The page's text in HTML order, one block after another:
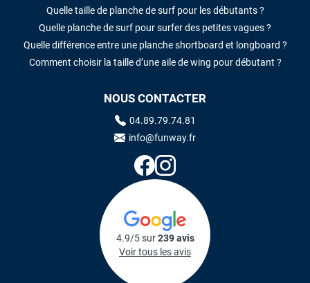
Quelle taille de planche de surf pour les débutants ?
Quelle planche de surf pour surfer des petites vagues ?
Quelle différence entre une planche shortboard et longboard ?
Comment choisir la taille d’une aile de wing pour débutant ?
NOUS CONTACTER
04.89.79.74.81
info@funway.fr
4.9/5 sur239 avis
Voir tous les avis